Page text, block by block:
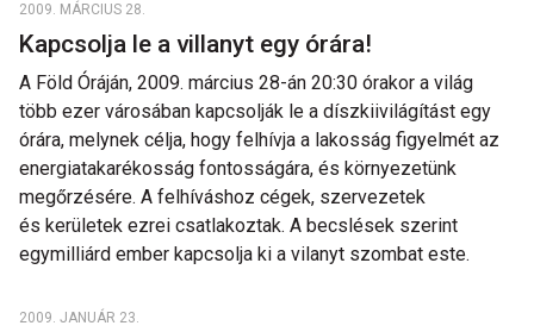
2009. MÁRCIUS 28.
Kapcsolja le a villanyt egy órára!
A Föld Óráján, 2009. március 28-án 20:30 órakor a világ
több ezer városában kapcsolják le a díszkiivilágítást egy
órára, melynek célja, hogy felhívja a lakosság figyelmét az
energiatakarékosság fontosságára, és környezetünk
megőrzésére. A felhíváshoz cégek, szervezetek
és kerületek ezrei csatlakoztak. A becslések szerint
egymilliárd ember kapcsolja ki a vilanyt szombat este.
2009. JANUÁR 23.